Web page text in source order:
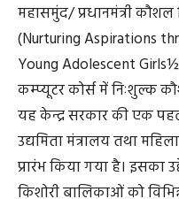
महासमुंद/ प्रधानमंत्री
(Nurturing Aspirations
Young Adolescent
कम्प्यूटर कोर्स में निःशुल्क
यह केन्द्र सरकार की एक
उद्यमिता मंत्रालय तथा
प्रारंभ किया गया है। इसका
किशोरी बालिकाओं को